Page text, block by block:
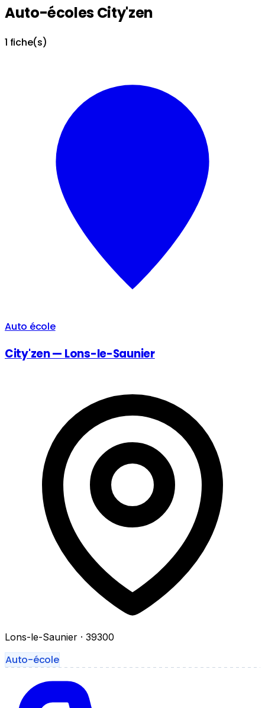
Auto-écoles City'zen
1 fiche(s)
Auto école
City'zen — Lons-le-Saunier
Lons-le-Saunier · 39300
Auto-école